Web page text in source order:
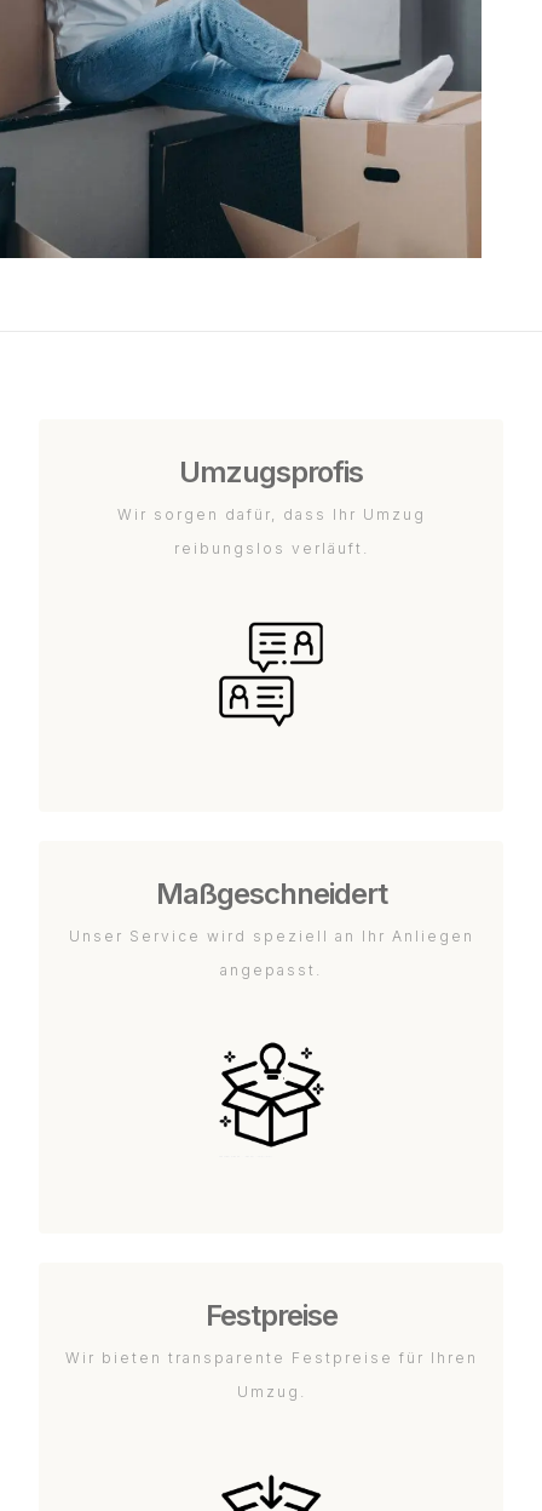
Umzugsprofis
Wir sorgen dafür, dass Ihr Umzug
reibungslos verläuft.
Maßgeschneidert
Unser Service wird speziell an Ihr Anliegen
angepasst.
Festpreise
Wir bieten transparente Festpreise für Ihren
Umzug.